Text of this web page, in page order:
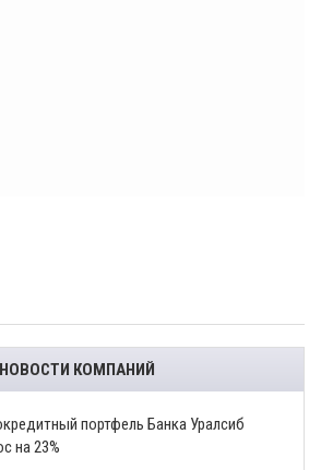
НОВОСТИ КОМПАНИЙ
портфель Банка Уралсиб
на 23%